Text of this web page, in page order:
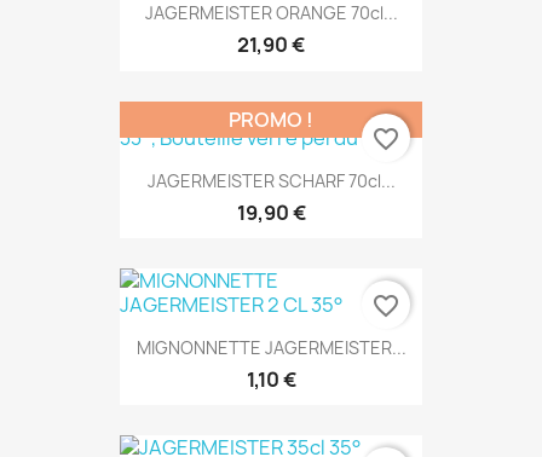
JAGERMEISTER ORANGE 70cl...
21,90 €
JAGERMEISTER SCHARF 70cl...
19,90 €
PROMO !
favorite_border
MIGNONNETTE JAGERMEISTER...
1,10 €
favorite_border